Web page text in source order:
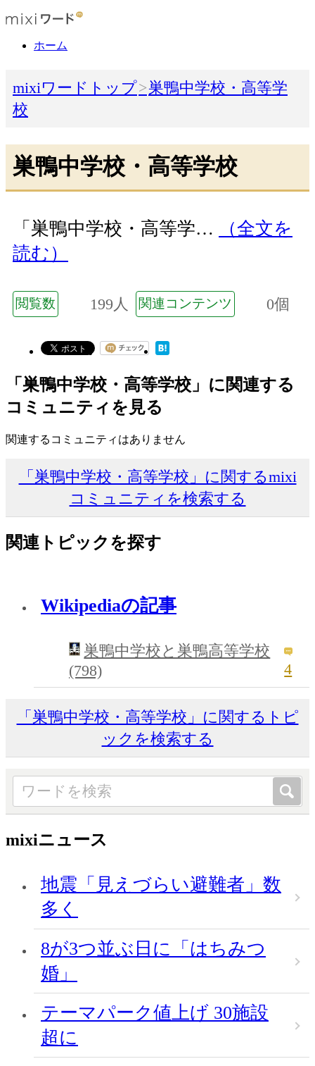
ホーム
mixiワードトップ
巣鴨中学校・高等学
校
巣鴨中学校・高等学校
「巣鴨中学校・高等学…
（全文を
読む）
閲覧数 199人 関連コンテンツ 0個
「巣鴨中学校・高等学校」に関連する
コミュニティを見る
関連するコミュニティはありません
「巣鴨中学校・高等学校」に関するmixi
コミュニティを検索する
関連トピックを探す
Wikipediaの記事
巣鴨中学校と巣鴨高等学校
(798)
4
「巣鴨中学校・高等学校」に関するトピ
ックを検索する
mixiニュース
地震「見えづらい避難者」数
多く
8が3つ並ぶ日に「はちみつ
婚」
テーマパーク値上げ 30施設
超に